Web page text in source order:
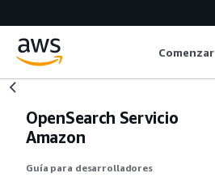
Comenzar
OpenSearch Servicio
Amazon
Guía para desarrolladores